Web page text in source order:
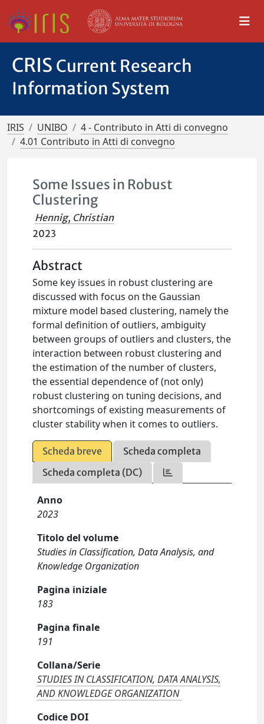
CRIS Current Research
Information System
IRIS UNIBO
4 - Contributo in Atti di convegno
4.01 Contributo in Atti di convegno
Some Issues in Robust
Clustering
Hennig, Christian
2023
Abstract
Some key issues in robust clustering are
discussed with focus on the Gaussian
mixture model based clustering, namely the
formal definition of outliers, ambiguity
between groups of outliers and clusters, the
interaction between robust clustering and
the estimation of the number of clusters,
the essential dependence of (not only)
robust clustering on tuning decisions, and
shortcomings of existing measurements of
cluster stability when it comes to outliers.
Scheda breve
Scheda completa
Scheda completa (DC)
Anno
2023
Titolo del volume
Studies in Classification, Data Analysis, and
Knowledge Organization
Pagina iniziale
183
Pagina finale
191
Collana/Serie
STUDIES IN CLASSIFICATION, DATA ANALYSIS,
AND KNOWLEDGE ORGANIZATION
Codice DOI